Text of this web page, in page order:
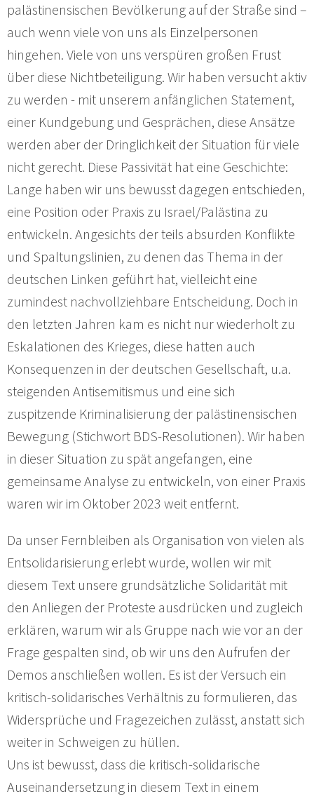
palästinensischen Bevölkerung auf der Straße sind –
auch wenn viele von uns als Einzelpersonen
hingehen. Viele von uns verspüren großen Frust
über diese Nichtbeteiligung. Wir haben versucht aktiv
zu werden - mit unserem anfänglichen Statement,
einer Kundgebung und Gesprächen, diese Ansätze
werden aber der Dringlichkeit der Situation für viele
nicht gerecht. Diese Passivität hat eine Geschichte:
Lange haben wir uns bewusst dagegen entschieden,
eine Position oder Praxis zu Israel/Palästina zu
entwickeln. Angesichts der teils absurden Konflikte
und Spaltungslinien, zu denen das Thema in der
deutschen Linken geführt hat, vielleicht eine
zumindest nachvollziehbare Entscheidung. Doch in
den letzten Jahren kam es nicht nur wiederholt zu
Eskalationen des Krieges, diese hatten auch
Konsequenzen in der deutschen Gesellschaft, u.a.
steigenden Antisemitismus und eine sich
zuspitzende Kriminalisierung der palästinensischen
Bewegung (Stichwort BDS-Resolutionen). Wir haben
in dieser Situation zu spät angefangen, eine
gemeinsame Analyse zu entwickeln, von einer Praxis
waren wir im Oktober 2023 weit entfernt.
Da unser Fernbleiben als Organisation von vielen als
Entsolidarisierung erlebt wurde, wollen wir mit
diesem Text unsere grundsätzliche Solidarität mit
den Anliegen der Proteste ausdrücken und zugleich
erklären, warum wir als Gruppe nach wie vor an der
Frage gespalten sind, ob wir uns den Aufrufen der
Demos anschließen wollen. Es ist der Versuch ein
kritisch-solidarisches Verhältnis zu formulieren, das
Widersprüche und Fragezeichen zulässt, anstatt sich
weiter in Schweigen zu hüllen.
Uns ist bewusst, dass die kritisch-solidarische
Auseinandersetzung in diesem Text in einem